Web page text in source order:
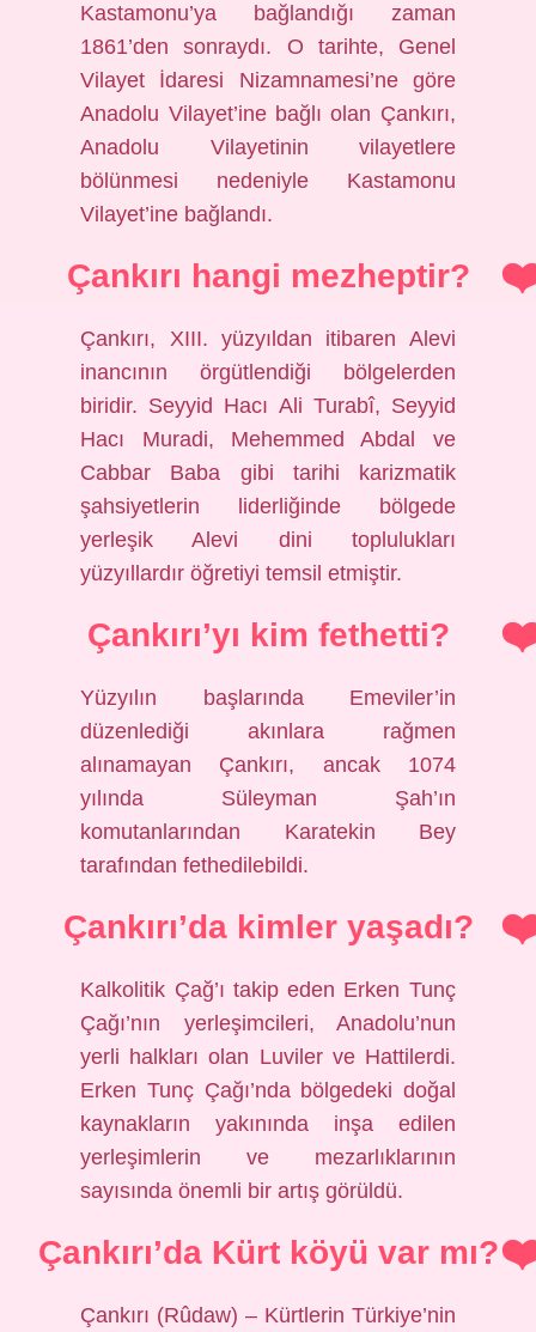
Kastamonu’ya bağlandığı zaman
1861’den sonraydı. O tarihte, Genel
Vilayet İdaresi Nizamnamesi’ne göre
Anadolu Vilayet’ine bağlı olan Çankırı,
Anadolu Vilayetinin vilayetlere
bölünmesi nedeniyle Kastamonu
Vilayet’ine bağlandı.
Çankırı hangi mezheptir?
Çankırı, XIII. yüzyıldan itibaren Alevi
inancının örgütlendiği bölgelerden
biridir. Seyyid Hacı Ali Turabî, Seyyid
Hacı Muradi, Mehemmed Abdal ve
Cabbar Baba gibi tarihi karizmatik
şahsiyetlerin liderliğinde bölgede
yerleşik Alevi dini toplulukları
yüzyıllardır öğretiyi temsil etmiştir.
Çankırı’yı kim fethetti?
Yüzyılın başlarında Emeviler’in
düzenlediği akınlara rağmen
alınamayan Çankırı, ancak 1074
yılında Süleyman Şah’ın
komutanlarından Karatekin Bey
tarafından fethedilebildi.
Çankırı’da kimler yaşadı?
Kalkolitik Çağ’ı takip eden Erken Tunç
Çağı’nın yerleşimcileri, Anadolu’nun
yerli halkları olan Luviler ve Hattilerdi.
Erken Tunç Çağı’nda bölgedeki doğal
kaynakların yakınında inşa edilen
yerleşimlerin ve mezarlıklarının
sayısında önemli bir artış görüldü.
Çankırı’da Kürt köyü var mı?
Çankırı (Rûdaw) – Kürtlerin Türkiye’nin